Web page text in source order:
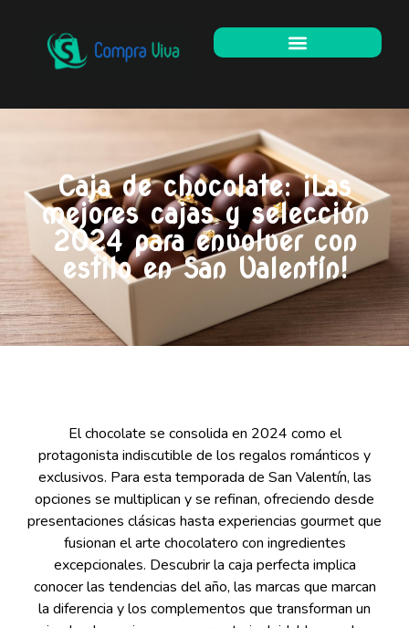
Caja de chocolate: ¡Las
mejores cajas y selección
2024 para envolver con
estilo en San Valentín!
El chocolate se consolida en 2024 como el
protagonista indiscutible de los regalos románticos y
exclusivos. Para esta temporada de San Valentín, las
opciones se multiplican y se refinan, ofreciendo desde
presentaciones clásicas hasta experiencias gourmet que
fusionan el arte chocolatero con ingredientes
excepcionales. Descubrir la caja perfecta implica
conocer las tendencias del año, las marcas que marcan
la diferencia y los complementos que transforman un